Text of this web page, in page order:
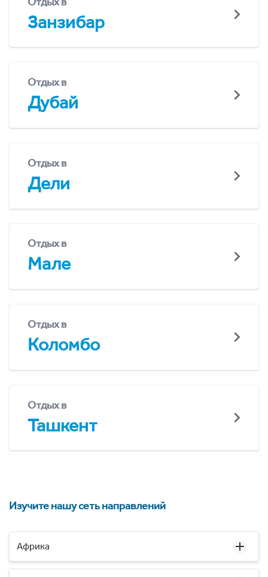
Занзибар
Отдых в
Дубай
Отдых в
Дели
Отдых в
Мале
Отдых в
Коломбо
Отдых в
Ташкент
Изучите нашу сеть направлений
Африка